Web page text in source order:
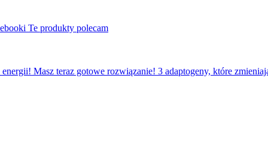
Te produkty polecam
Masz teraz gotowe rozwiązanie! 3 adaptogeny, które